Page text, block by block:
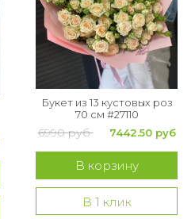
Букет из 13 кустовых роз
70 см #27110
6990 руб 7442.50 руб
В корзину
В 1 клик